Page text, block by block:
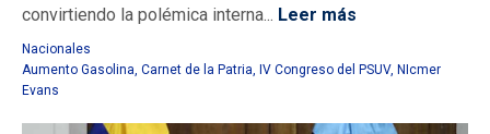
convirtiendo la polémica interna... Leer más
Nacionales
Aumento Gasolina, Carnet de la Patria, IV Congreso del PSUV, NIcmer
Evans